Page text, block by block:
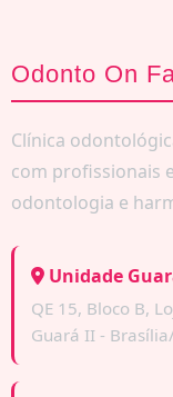
Odonto On
Clínica
com profissionais
odontologia e
Unidade
QE 15, Bloco B,
Guará II -